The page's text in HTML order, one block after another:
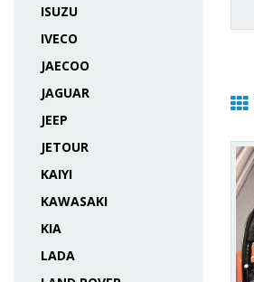
ISUZU
IVECO
JAECOO
JAGUAR
JEEP
JETOUR
KAIYI
KAWASAKI
KIA
LADA